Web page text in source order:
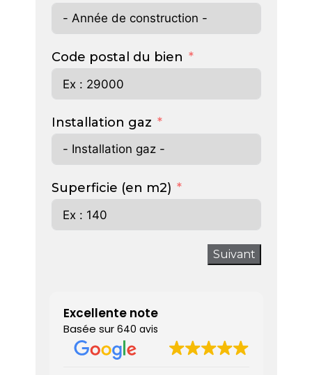
Code postal du bien
Installation gaz
Superficie (en m2)
Suivant
Excellente note
Basée sur 640 avis